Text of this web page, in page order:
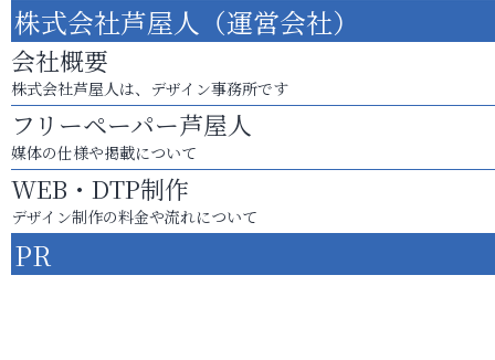
株式会社芦屋人（運営会社）
会社概要
株式会社芦屋人は、デザイン事務所です
フリーペーパー芦屋人
媒体の仕様や掲載について
WEB・DTP制作
デザイン制作の料金や流れについて
PR